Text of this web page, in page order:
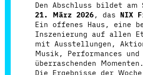
Den Abschluss bildet am
21. März 2026, das NIX
Ein offenes Haus, eine
Inszenierung auf allen
mit Ausstellungen,
Musik, Performances und
überraschenden
Die Ergebnisse der